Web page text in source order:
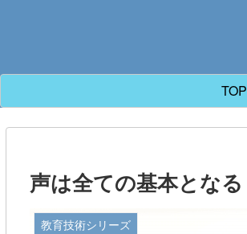
TOP
声は全ての基本となる
教育技術シリーズ